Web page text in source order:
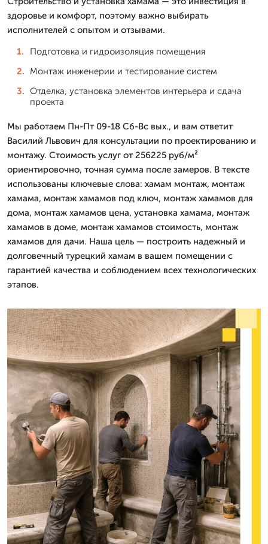
здоровье и комфорт, поэтому важно выбирать
исполнителей с опытом и отзывами.
Подготовка и гидроизоляция помещения
Монтаж инженерии и тестирование систем
Отделка, установка элементов интерьера и сдача
проекта
Мы работаем Пн-Пт 09-18 Сб-Вс вых., и вам ответит
Василий Львович для консультации по проектированию и
монтажу. Стоимость услуг от 256225 руб/м²
ориентировочно, точная сумма после замеров. В тексте
использованы ключевые слова: хамам монтаж, монтаж
хамама, монтаж хамамов под ключ, монтаж хамамов для
дома, монтаж хамамов цена, установка хамама, монтаж
хамамов в доме, монтаж хамамов стоимость, монтаж
хамамов для дачи. Наша цель — построить надежный и
долговечный турецкий хамам в вашем помещении с
гарантией качества и соблюдением всех технологических
этапов.